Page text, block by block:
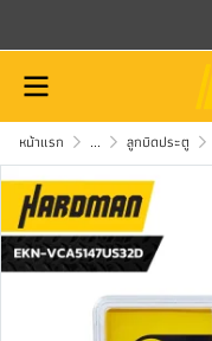
หน้าแรก ... ลูกบิดประตู